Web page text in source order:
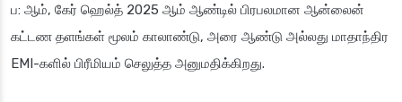
ப: ஆம், கேர் ஹெல்த் 2025 ஆம் ஆண்டில் பிரபலமான ஆன்லைன்
கட்டண தளங்கள் மூலம் காலாண்டு, அரை ஆண்டு அல்லது மாதாந்திர
EMI-களில் பிரீமியம் செலுத்த அனுமதிக்கிறது.